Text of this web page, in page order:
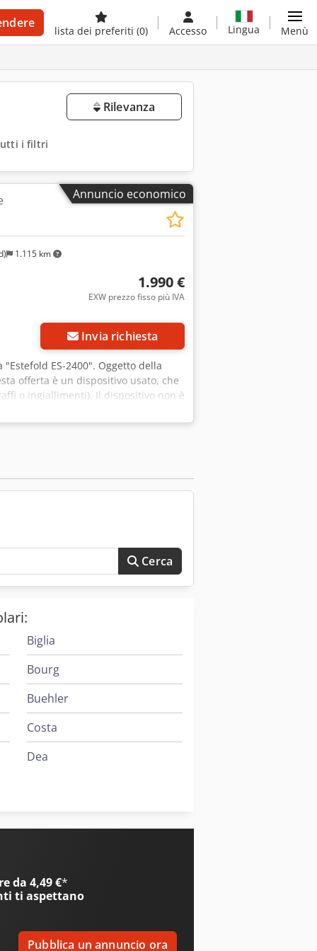
lista dei preferiti (0) Accesso Lingua Menù
Rilevanza
i filtri
Annuncio economico
1.115 km
1.990 €
EXW prezzo fisso più IVA
Invia richiesta
ES-2400". Oggetto della
offerta è un dispositivo usato, che
o ingiallimenti). Il dispositivo non è
invitati a visionare il dispositivo
Imballaggio in mare e spedizione
naturalmente contattarci
Cerca
Biglia
Bourg
Buehler
Costa
Dea
da 4,49 €*
ti aspettano
Pubblica un annuncio ora